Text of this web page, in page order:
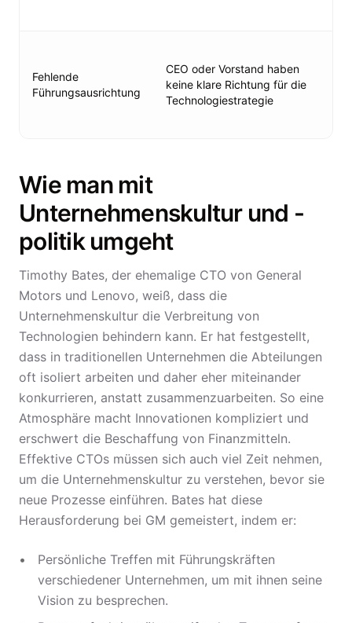
Fehlende
Führungsausrichtung
CEO oder Vorstand haben
keine klare Richtung für die
Technologiestrategie
Wie man mit
Unternehmenskultur und -
politik umgeht
Timothy Bates, der ehemalige CTO von General
Motors und Lenovo, weiß, dass die
Unternehmenskultur die Verbreitung von
Technologien behindern kann. Er hat festgestellt,
dass in traditionellen Unternehmen die Abteilungen
oft isoliert arbeiten und daher eher miteinander
konkurrieren, anstatt zusammenzuarbeiten. So eine
Atmosphäre macht Innovationen kompliziert und
erschwert die Beschaffung von Finanzmitteln.
Effektive CTOs müssen sich auch viel Zeit nehmen,
um die Unternehmenskultur zu verstehen, bevor sie
neue Prozesse einführen. Bates hat diese
Herausforderung bei GM gemeistert, indem er:
Persönliche Treffen mit Führungskräften
verschiedener Unternehmen, um mit ihnen seine
Vision zu besprechen.